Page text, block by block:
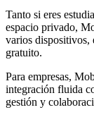
Tanto si eres
espacio privado,
varios dispositivos,
gratuito.
Para empresas,
integración fluida
gestión y